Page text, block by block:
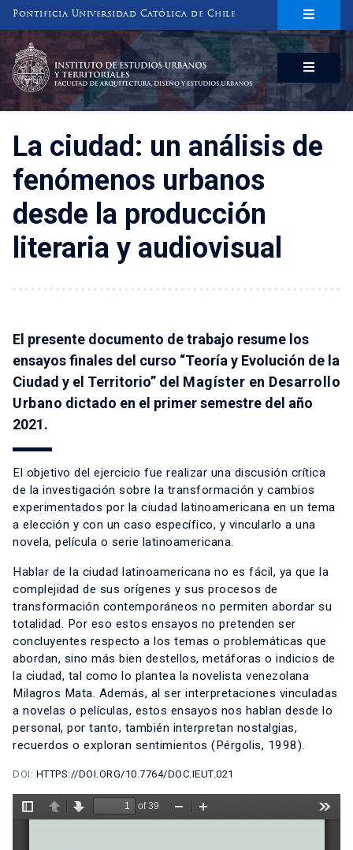
Pontificia Universidad Católica de Chile
INSTITUTO DE ESTUDIOS URBANOS
Y TERRITORIALES
FACULTAD DE ARQUITECTURA, DISEÑO Y ESTUDIOS URBANOS
La ciudad: un análisis de
fenómenos urbanos
desde la producción
literaria y audiovisual
El presente documento de trabajo resume los
ensayos finales del curso “Teoría y Evolución de la
Ciudad y el Territorio” del Magíster en Desarrollo
Urbano dictado en el primer semestre del año
2021.
El objetivo del ejercicio fue realizar una discusión crítica
de la investigación sobre la transformación y cambios
experimentados por la ciudad latinoamericana en un tema
a elección y con un caso específico, y vincularlo a una
novela, película o serie latinoamericana.
Hablar de la ciudad latinoamericana no es fácil, ya que la
complejidad de sus orígenes y sus procesos de
transformación contemporáneos no permiten abordar su
totalidad. Por eso estos ensayos no pretenden ser
concluyentes respecto a los temas o problemáticas que
abordan, sino más bien destellos, metáforas o indicios de
la ciudad, tal como lo plantea la novelista venezolana
Milagros Mata. Además, al ser interpretaciones vinculadas
a novelas o películas, estos ensayos nos hablan desde lo
personal, por tanto, también interpretan nostalgias,
recuerdos o exploran sentimientos (Pérgolis, 1998).
DOI: HTTPS://DOI.ORG/10.7764/DOC.IEUT.021